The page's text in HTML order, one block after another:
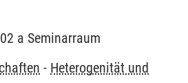
a Seminarraum
- Heterogenität und